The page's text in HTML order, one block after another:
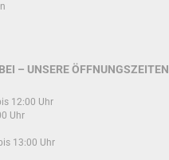
– UNSERE ÖFFNUNGSZEITEN
12:00 Uhr
Uhr
13:00 Uhr